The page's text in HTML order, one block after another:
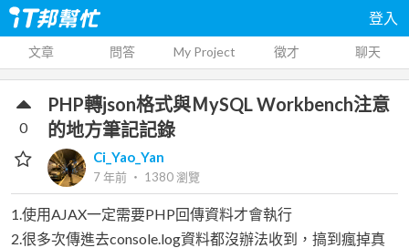
登入
文章 問答 My Project 徵才 聊天
PHP轉json格式與ＭySQL Workbench注意
的地方筆記記錄
Ci_Yao_Yan
7 年前 ‧ 1380瀏覽
0
1.使用AJAX一定需要PHP回傳資料才會執行
2.很多次傳進去console.log資料都沒辦法收到，搞到瘋掉真